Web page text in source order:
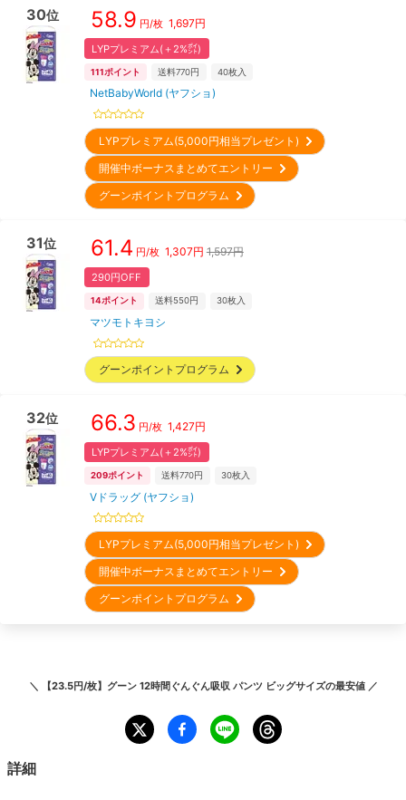
30位 58.9 円/枚 1,697円
LYPプレミアム(＋2%㌽)
111ポイント 送料770円 40枚入
NetBabyWorld (ヤフショ)
LYPプレミアム(5,000円相当プレゼント)
開催中ボーナスまとめてエントリー
グーンポイントプログラム
31位 61.4 円/枚 1,307円 1,597円
290円OFF
14ポイント 送料550円 30枚入
マツモトキヨシ
グーンポイントプログラム
32位 66.3 円/枚 1,427円
LYPプレミアム(＋2%㌽)
209ポイント 送料770円 30枚入
Vドラッグ (ヤフショ)
LYPプレミアム(5,000円相当プレゼント)
開催中ボーナスまとめてエントリー
グーンポイントプログラム
＼ 【23.5円/枚】グーン 12時間ぐんぐん吸収 パンツ ビッグサイズの最安値 ／
詳細